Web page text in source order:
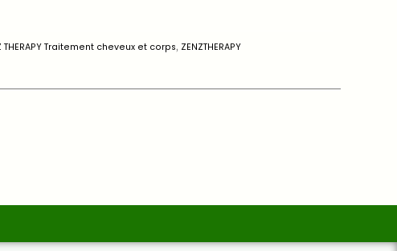
THERAPY Traitement cheveux et corps, ZENZTHERAPY